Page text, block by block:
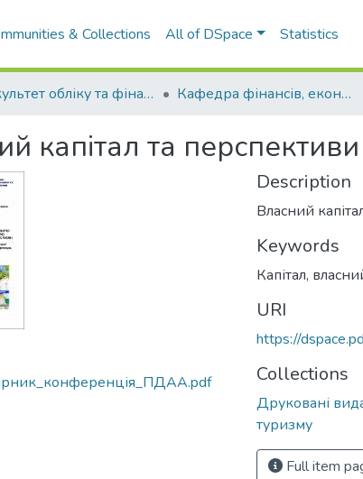
& Collections All of DSpace Statistics
Факультет обліку та фінансів Кафедра фінансів, економічних досліджень і туризму
капітал та
Description
Власний
Keywords
Капітал,
URI
https://
Collections
Друковані
туризму
Full item